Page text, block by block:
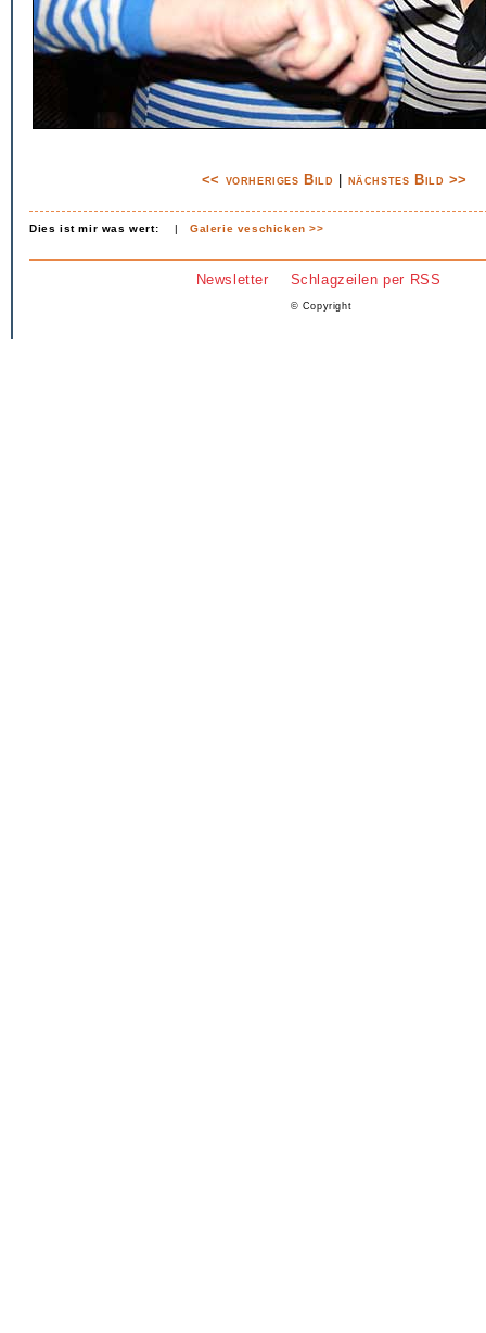
<< vorheriges Bild nächstes Bild >>
Dies ist mir was wert: |Galerie veschicken >>
Newsletter Schlagzeilen per RSS
© Copyright